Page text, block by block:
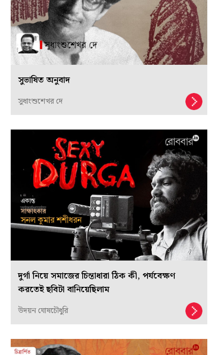
সুভাষিত অনুবাদ
সুধাংশুশেখর দে
দুর্গা নিয়ে সমাজের চিন্তাধারা ঠিক কী, পর্যবেক্ষণ
করতেই ছবিটা বানিয়েছিলাম
উদয়ন ঘোষচৌধুরি